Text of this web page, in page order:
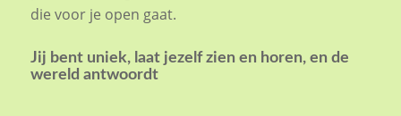
die voor je open gaat.
Jij bent uniek, laat jezelf zien en horen, en de
wereld antwoordt